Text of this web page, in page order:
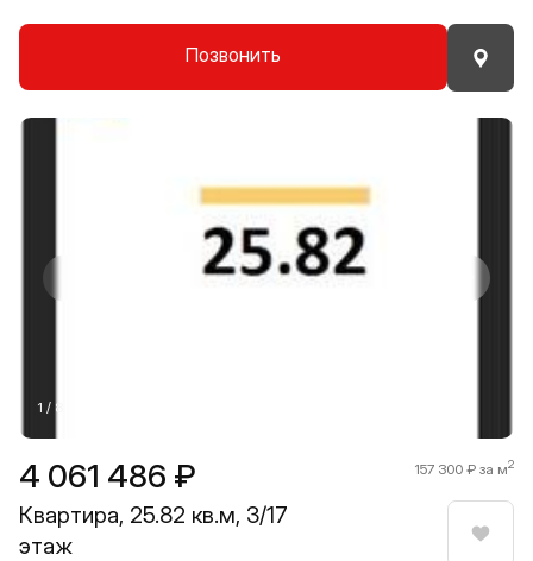
Позвонить
4 061 486 ₽ 157 300 ₽ за м2
Квартира, 25.82 кв.м, 3/17
этаж
1 / 8
Прокрутить влево